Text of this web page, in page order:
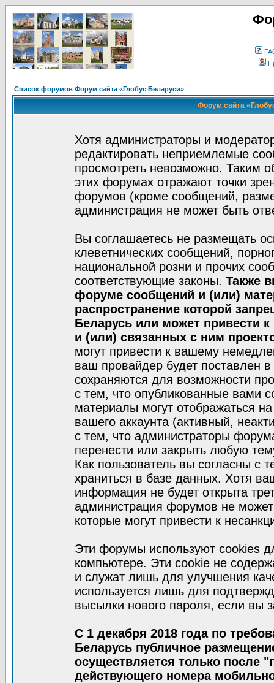
Список форумов Форум сайта «Глобус Беларуси»
Форум сайта
Хотя администраторы и
редактировать неприемлемые
просмотреть невозможно. Таким
этих форумах отражают точки
форумов (кроме сообщений,
администрация не может быть
Вы соглашаетесь не размещать
клеветнических сообщений,
национальной розни и прочих
соответствующие законы. Также
форуме сообщений и (или)
распространение которой
Беларусь или может привести
и (или) связанных с ним
могут привести к вашему
ваш провайдер будет поставлен
сохраняются для возможности
с тем, что опубликованные вами
материалы могут отображаться
вашего аккаунта (активный,
с тем, что администраторы
перенести или закрыть любую
Как пользователь вы согласны с
храниться в базе данных. Хотя
информация не будет открыта
администрация форумов не может
которые могут привести к
Эти форумы используют cookies
компьютере. Эти cookie не
и служат лишь для улучшения
используется лишь для
высылки нового пароля, если вы
С 1 декабря 2018 года по
Беларусь публичное
осуществляется только после
действующего номера